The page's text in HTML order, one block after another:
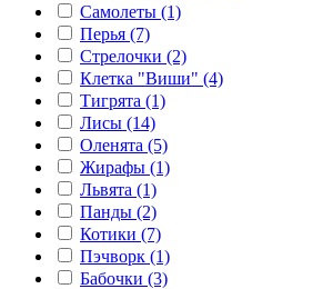
Самолеты (1)
Перья (7)
Стрелочки (2)
Клетка "Виши" (4)
Тигрята (1)
Лисы (14)
Оленята (5)
Жирафы (1)
Львята (1)
Панды (2)
Котики (7)
Пэчворк (1)
Бабочки (3)